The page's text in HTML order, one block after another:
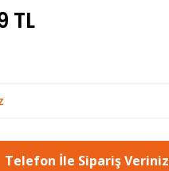
TL
Telefon İle Sipariş Veriniz